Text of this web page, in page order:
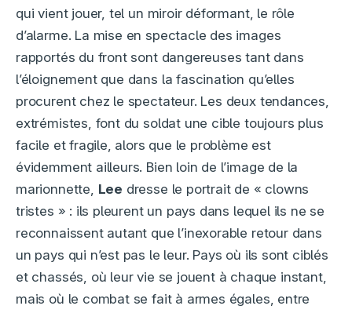
qui vient jouer, tel un miroir déformant, le rôle
d’alarme. La mise en spectacle des images
rapportés du front sont dangereuses tant dans
l’éloignement que dans la fascination qu’elles
procurent chez le spectateur. Les deux tendances,
extrémistes, font du soldat une cible toujours plus
facile et fragile, alors que le problème est
évidemment ailleurs. Bien loin de l’image de la
marionnette, Lee dresse le portrait de « clowns
tristes » : ils pleurent un pays dans lequel ils ne se
reconnaissent autant que l’inexorable retour dans
un pays qui n’est pas le leur. Pays où ils sont ciblés
et chassés, où leur vie se jouent à chaque instant,
mais où le combat se fait à armes égales, entre